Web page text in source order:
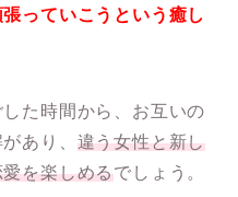
っていこうという癒し
た時間から、お互いの
あり、 違う女性と新し
を楽しめるでしょう。